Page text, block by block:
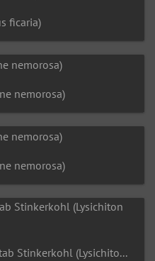
ficaria)
nemorosa)
nemorosa)
Amerikanischer Riesanaronstab Stinkerkohl (Lysichiton americanus)